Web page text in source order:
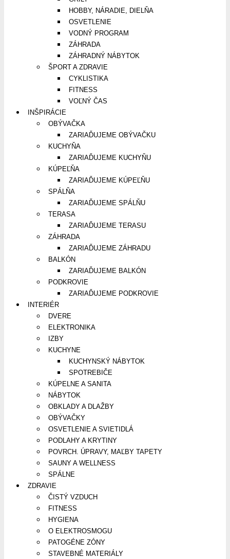
HOBBY, NÁRADIE, DIELŇA
OSVETLENIE
VODNÝ PROGRAM
ZÁHRADA
ZÁHRADNÝ NÁBYTOK
ŠPORT A ZDRAVIE
CYKLISTIKA
FITNESS
VOĽNÝ ČAS
INŠPIRÁCIE
OBÝVAČKA
ZARIAĎUJEME OBÝVAČKU
KUCHYŇA
ZARIAĎUJEME KUCHYŇU
KÚPEĽŇA
ZARIAĎUJEME KÚPEĽŇU
SPÁLŇA
ZARIAĎUJEME SPÁLŇU
TERASA
ZARIAĎUJEME TERASU
ZÁHRADA
ZARIAĎUJEME ZÁHRADU
BALKÓN
ZARIAĎUJEME BALKÓN
PODKROVIE
ZARIAĎUJEME PODKROVIE
INTERIÉR
DVERE
ELEKTRONIKA
IZBY
KUCHYNE
KUCHYNSKÝ NÁBYTOK
SPOTREBIČE
KÚPELNE A SANITA
NÁBYTOK
OBKLADY A DLAŽBY
OBÝVAČKY
OSVETLENIE A SVIETIDLÁ
PODLAHY A KRYTINY
POVRCH. ÚPRAVY, MAĽBY TAPETY
SAUNY A WELLNESS
SPÁLNE
ZDRAVIE
ČISTÝ VZDUCH
FITNESS
HYGIENA
O ELEKTROSMOGU
PATOGÉNE ZÓNY
STAVEBNÉ MATERIÁLY